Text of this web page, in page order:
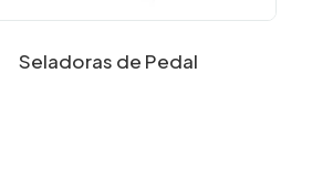
Seladoras de Pedal